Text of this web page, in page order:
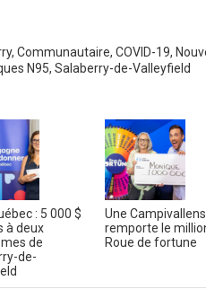
, Communautaire, COVID-19,
N95, Salaberry-de-Valleyfield
: 5 000 $
à deux
de
de-
Une
remporte le
Roue de fortune